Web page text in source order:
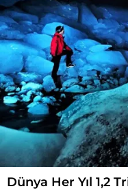
Dünya Her Yıl 1,2